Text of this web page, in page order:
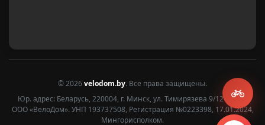
© 2026velodom.by. Все права защищены.
Юр. адрес: Беларусь, 220004, г. Минск, ул. Тимирязева 9/12 2 этаж
ООО «ВелоДом». УНП 193737508, Регистрация №0223398, 17.01.2024,
Мингорисполком.